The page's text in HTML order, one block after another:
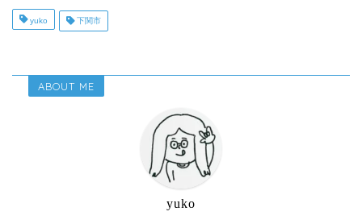
yuko 下関市
ABOUT ME
yuko